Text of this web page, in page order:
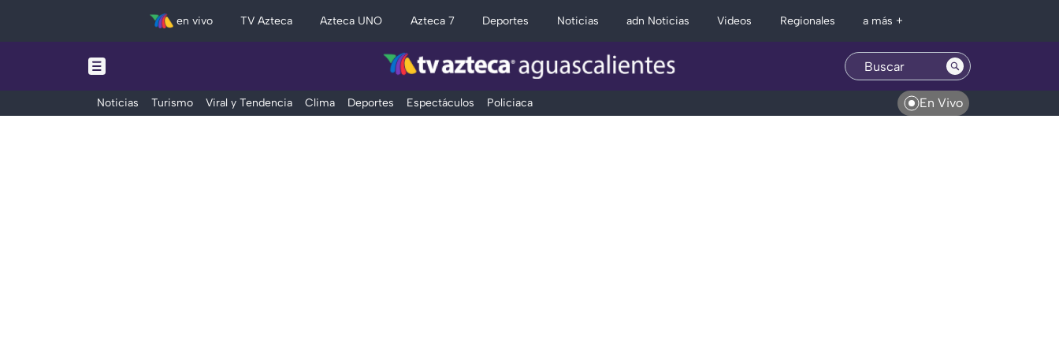
en vivo TV Azteca Azteca UNO Azteca 7 Deportes Noticias adn Noticias Videos Regionales a más +
Noticias Turismo Viral y Tendencia Clima Deportes Espectáculos Policiaca En Vivo